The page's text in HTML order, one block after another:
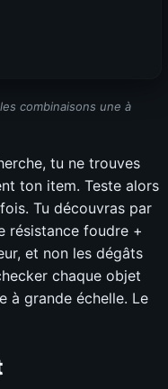
combinaisons une à
tu ne trouves
ton item. Teste alors
Tu découvras par
résistance foudre +
et non les dégâts
chaque objet
à grande échelle. Le